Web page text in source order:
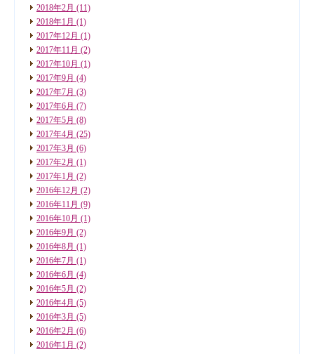
2018年2月 (11)
2018年1月 (1)
2017年12月 (1)
2017年11月 (2)
2017年10月 (1)
2017年9月 (4)
2017年7月 (3)
2017年6月 (7)
2017年5月 (8)
2017年4月 (25)
2017年3月 (6)
2017年2月 (1)
2017年1月 (2)
2016年12月 (2)
2016年11月 (9)
2016年10月 (1)
2016年9月 (2)
2016年8月 (1)
2016年7月 (1)
2016年6月 (4)
2016年5月 (2)
2016年4月 (5)
2016年3月 (5)
2016年2月 (6)
2016年1月 (2)